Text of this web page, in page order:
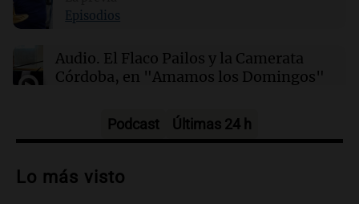
lunes 10 de agosto
Episodios
Audio. El Flaco Pailos y la Camerata
Córdoba, en "Amamos los Domingos"
hablaron de su obra en Cadena 3
Podcast Últimas 24 h
Lo más visto